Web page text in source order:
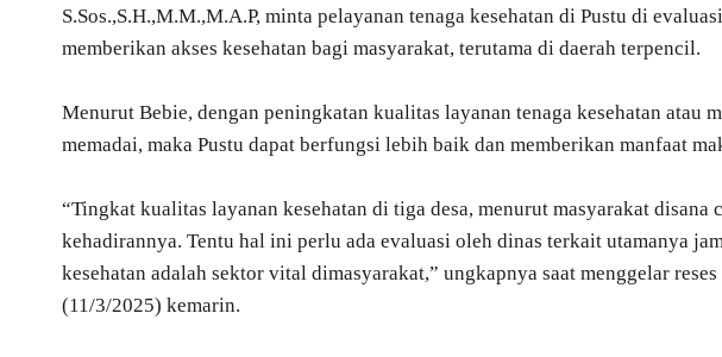
S.Sos.,S.H.,M.M.,M.A.P, minta pelayanan tenaga kesehatan di Pustu di
memberikan akses kesehatan bagi masyarakat, terutama di daerah terpencil.
Menurut Bebie, dengan peningkatan kualitas layanan tenaga kesehatan atau
memadai, maka Pustu dapat berfungsi lebih baik dan memberikan manfaat
“Tingkat kualitas layanan kesehatan di tiga desa, menurut masyarakat
kehadirannya. Tentu hal ini perlu ada evaluasi oleh dinas terkait utamanya
kesehatan adalah sektor vital dimasyarakat,” ungkapnya saat menggelar
(11/3/2025) kemarin.